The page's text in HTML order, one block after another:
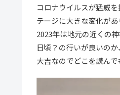
コロナウイルスが猛威
テージに大きな変化があ
2023年は地元の近くの
日頃？の行いが良いの
大吉なのでどこを読んで